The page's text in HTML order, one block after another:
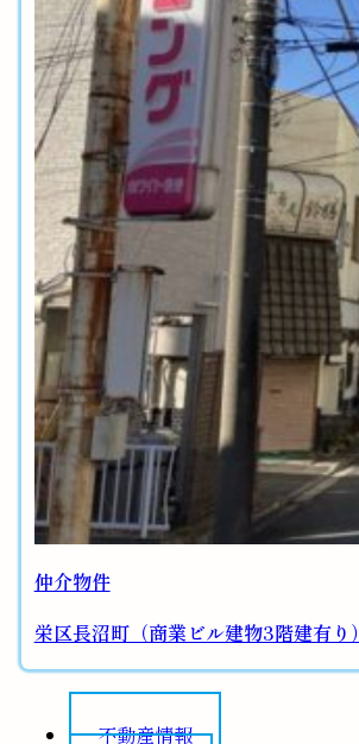
仲介物件
栄区長沼町（商業ビル建物3階建有り）
不動産情報